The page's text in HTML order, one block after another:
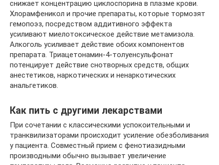
снижает концентрацию циклоспорина в плазме крови.
Хлорамфеникол и прочие препараты, которые тормозят
гемопоэз, посредством аддитивного эффекта
усиливают миелотоксическое действие метамизола.
Алкоголь усиливает действие обоих компонентов
препарата. Триацетонамин-4-толуенсульфонат
потенцирует действие снотворных средств, общих
анестетиков, наркотических и ненаркотических
анальгетиков.
Как пить с другими лекарствами
При сочетании с классическими успокоительными и
транквилизаторами происходит усиление обезболивания
у пациента. Совместный прием с фенотиазидными
производными обычно вызывает увеличение